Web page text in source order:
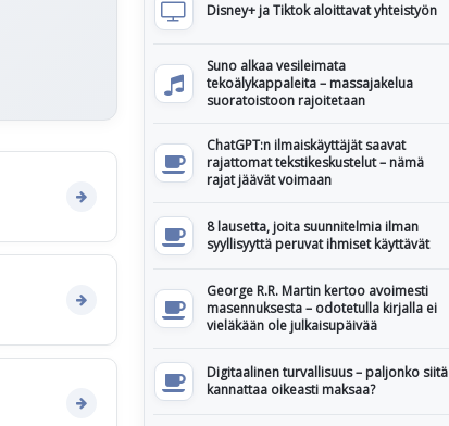
Disney+ ja Tiktok aloittavat yhteistyön
Suno alkaa vesileimata
tekoälykappaleita – massajakelua
suoratoistoon rajoitetaan
ChatGPT:n ilmaiskäyttäjät saavat
rajattomat tekstikeskustelut – nämä
rajat jäävät voimaan
8 lausetta, joita suunnitelmia ilman
syyllisyyttä peruvat ihmiset käyttävät
George R.R. Martin kertoo avoimesti
masennuksesta – odotetulla kirjalla ei
vieläkään ole julkaisupäivää
Digitaalinen turvallisuus – paljonko siitä
kannattaa oikeasti maksaa?